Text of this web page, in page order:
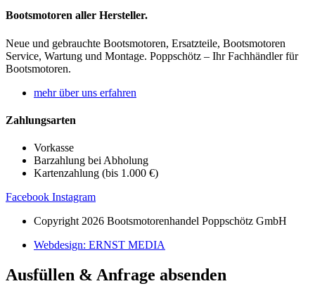
Bootsmotoren aller Hersteller.
Neue und gebrauchte Bootsmotoren, Ersatzteile, Bootsmotoren
Service, Wartung und Montage. Poppschötz – Ihr Fachhändler für
Bootsmotoren.
mehr über uns erfahren
Zahlungsarten
Vorkasse
Barzahlung bei Abholung
Kartenzahlung (bis 1.000 €)
Facebook Instagram
Copyright 2026 Bootsmotorenhandel Poppschötz GmbH
Webdesign: ERNST MEDIA
Ausfüllen & Anfrage absenden